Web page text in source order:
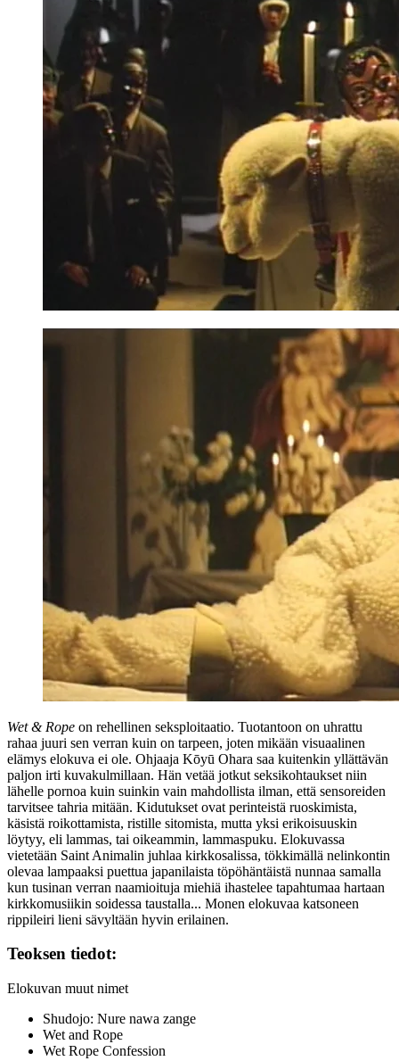
Wet & Rope on rehellinen seksploitaatio. Tuotantoon on uhrattu
rahaa juuri sen verran kuin on tarpeen, joten mikään visuaalinen
elämys elokuva ei ole. Ohjaaja Kōyū Ohara saa kuitenkin yllättävän
paljon irti kuvakulmillaan. Hän vetää jotkut seksikohtaukset niin
lähelle pornoa kuin suinkin vain mahdollista ilman, että sensoreiden
tarvitsee tahria mitään. Kidutukset ovat perinteistä ruoskimista,
käsistä roikottamista, ristille sitomista, mutta yksi erikoisuuskin
löytyy, eli lammas, tai oikeammin, lammaspuku. Elokuvassa
vietetään Saint Animalin juhlaa kirkkosalissa, tökkimällä nelinkontin
olevaa lampaaksi puettua japanilaista töpöhäntäistä nunnaa samalla
kun tusinan verran naamioituja miehiä ihastelee tapahtumaa hartaan
kirkkomusiikin soidessa taustalla... Monen elokuvaa katsoneen
rippileiri lieni sävyltään hyvin erilainen.
Teoksen tiedot:
Elokuvan muut nimet
Shudojo: Nure nawa zange
Wet and Rope
Wet Rope Confession